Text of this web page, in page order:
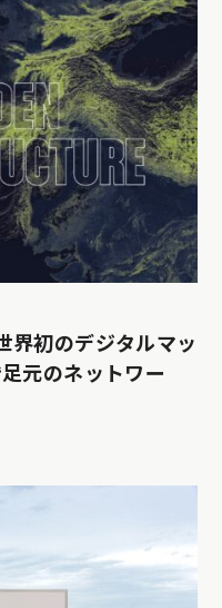
界初のデジタルマッ
元のネットワー